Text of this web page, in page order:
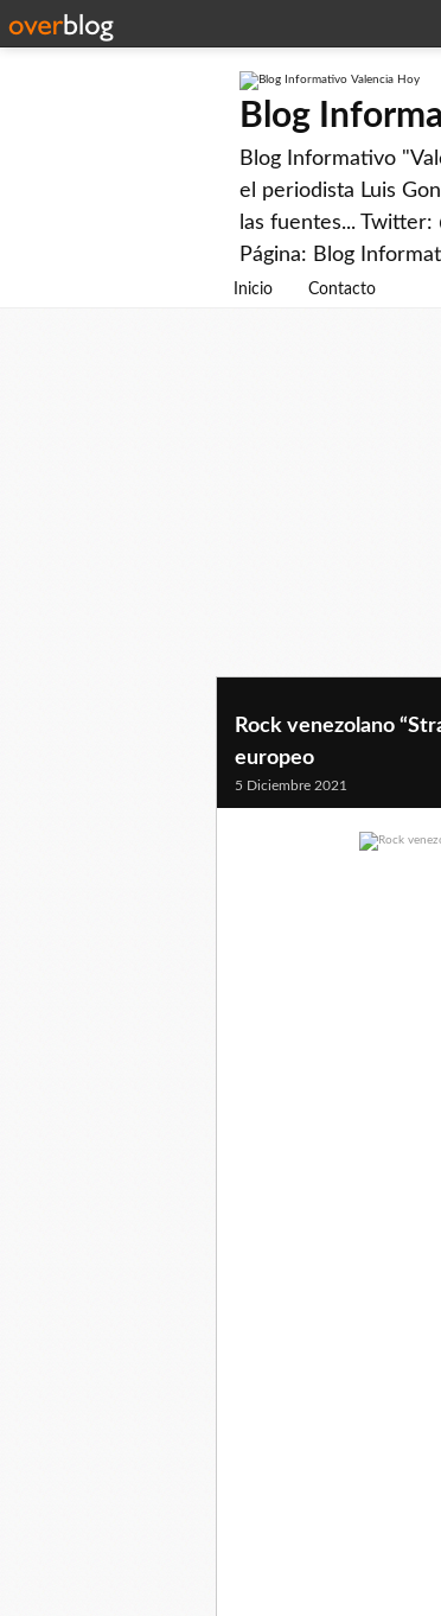
Blog
Blog Informativo
el periodista Luis
las fuentes... Twitter:
Página: Blog
Inicio Contacto
Rock venezolano
europeo
5 Diciembre 2021